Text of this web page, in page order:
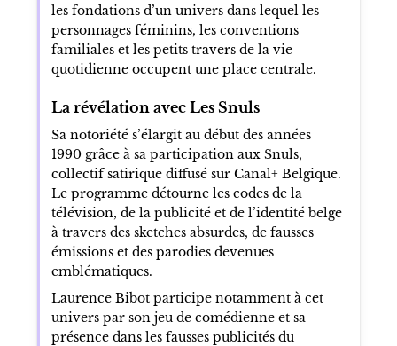
les fondations d’un univers dans lequel les
personnages féminins, les conventions
familiales et les petits travers de la vie
quotidienne occupent une place centrale.
La révélation avec Les Snuls
Sa notoriété s’élargit au début des années
1990 grâce à sa participation aux Snuls,
collectif satirique diffusé sur Canal+ Belgique.
Le programme détourne les codes de la
télévision, de la publicité et de l’identité belge
à travers des sketches absurdes, de fausses
émissions et des parodies devenues
emblématiques.
Laurence Bibot participe notamment à cet
univers par son jeu de comédienne et sa
présence dans les fausses publicités du